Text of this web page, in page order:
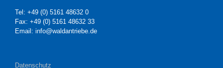
Tel: +49 (0) 5161 48632 0
Fax: +49 (0) 5161 48632 33
Email: info@waldantriebe.de
Datenschutz